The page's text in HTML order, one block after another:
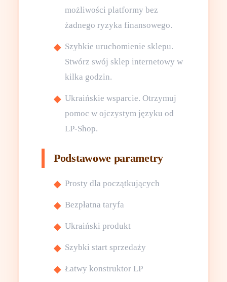
możliwości platformy bez
żadnego ryzyka finansowego.
Szybkie uruchomienie sklepu.
Stwórz swój sklep internetowy w
kilka godzin.
Ukraińskie wsparcie. Otrzymuj
pomoc w ojczystym języku od
LP-Shop.
Podstawowe parametry
Prosty dla początkujących
Bezpłatna taryfa
Ukraiński produkt
Szybki start sprzedaży
Łatwy konstruktor LP